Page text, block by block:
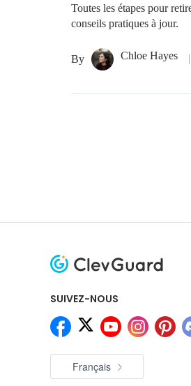
Toutes les étapes pour
conseils pratiques à jour.
By Chloe Hayes
SUIVEZ-NOUS
Français